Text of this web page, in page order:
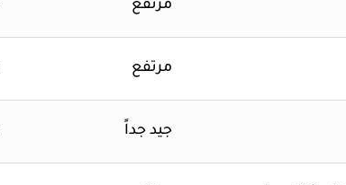
مرتفع
مرتفع
جيد جداً